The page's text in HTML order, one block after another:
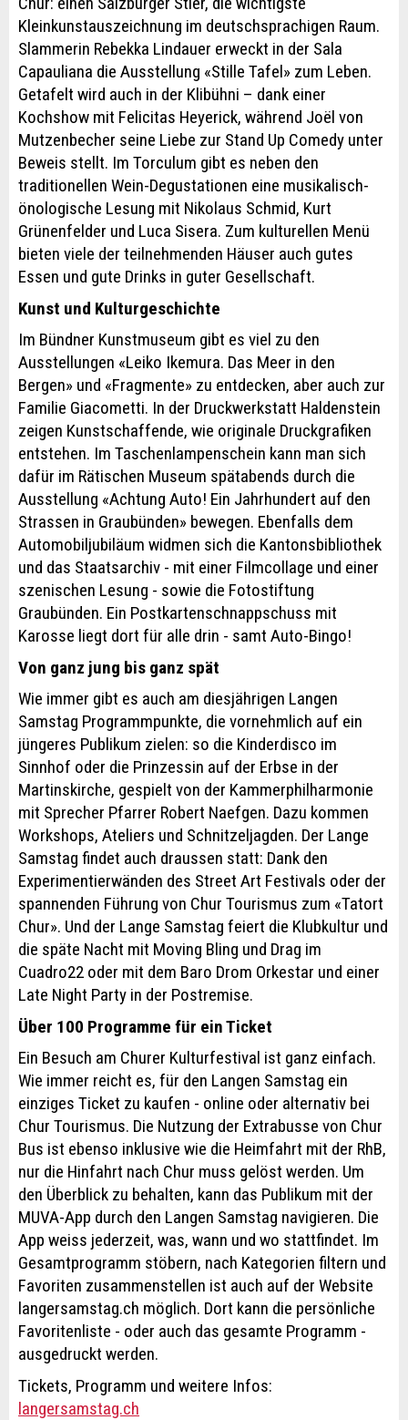
Kleinkunstauszeichnung im deutschsprachigen Raum.
Slammerin Rebekka Lindauer erweckt in der Sala
Capauliana die Ausstellung «Stille Tafel» zum Leben.
Getafelt wird auch in der Klibühni – dank einer
Kochshow mit Felicitas Heyerick, während Joël von
Mutzenbecher seine Liebe zur Stand Up Comedy unter
Beweis stellt. Im Torculum gibt es neben den
traditionellen Wein-Degustationen eine musikalisch-
önologische Lesung mit Nikolaus Schmid, Kurt
Grünenfelder und Luca Sisera. Zum kulturellen Menü
bieten viele der teilnehmenden Häuser auch gutes
Essen und gute Drinks in guter Gesellschaft.
Kunst und Kulturgeschichte
Im Bündner Kunstmuseum gibt es viel zu den
Ausstellungen «Leiko Ikemura. Das Meer in den
Bergen» und «Fragmente» zu entdecken, aber auch zur
Familie Giacometti. In der Druckwerkstatt Haldenstein
zeigen Kunstschaffende, wie originale Druckgrafiken
entstehen. Im Taschenlampenschein kann man sich
dafür im Rätischen Museum spätabends durch die
Ausstellung «Achtung Auto! Ein Jahrhundert auf den
Strassen in Graubünden» bewegen. Ebenfalls dem
Automobiljubiläum widmen sich die Kantonsbibliothek
und das Staatsarchiv - mit einer Filmcollage und einer
szenischen Lesung - sowie die Fotostiftung
Graubünden. Ein Postkartenschnappschuss mit
Karosse liegt dort für alle drin - samt Auto-Bingo!
Von ganz jung bis ganz spät
Wie immer gibt es auch am diesjährigen Langen
Samstag Programmpunkte, die vornehmlich auf ein
jüngeres Publikum zielen: so die Kinderdisco im
Sinnhof oder die Prinzessin auf der Erbse in der
Martinskirche, gespielt von der Kammerphilharmonie
mit Sprecher Pfarrer Robert Naefgen. Dazu kommen
Workshops, Ateliers und Schnitzeljagden. Der Lange
Samstag findet auch draussen statt: Dank den
Experimentierwänden des Street Art Festivals oder der
spannenden Führung von Chur Tourismus zum «Tatort
Chur». Und der Lange Samstag feiert die Klubkultur und
die späte Nacht mit Moving Bling und Drag im
Cuadro22 oder mit dem Baro Drom Orkestar und einer
Late Night Party in der Postremise.
Über 100 Programme für ein Ticket
Ein Besuch am Churer Kulturfestival ist ganz einfach.
Wie immer reicht es, für den Langen Samstag ein
einziges Ticket zu kaufen - online oder alternativ bei
Chur Tourismus. Die Nutzung der Extrabusse von Chur
Bus ist ebenso inklusive wie die Heimfahrt mit der RhB,
nur die Hinfahrt nach Chur muss gelöst werden. Um
den Überblick zu behalten, kann das Publikum mit der
MUVA-App durch den Langen Samstag navigieren. Die
App weiss jederzeit, was, wann und wo stattfindet. Im
Gesamtprogramm stöbern, nach Kategorien filtern und
Favoriten zusammenstellen ist auch auf der Website
langersamstag.ch möglich. Dort kann die persönliche
Favoritenliste - oder auch das gesamte Programm -
ausgedruckt werden.
Tickets, Programm und weitere Infos:
langersamstag.ch